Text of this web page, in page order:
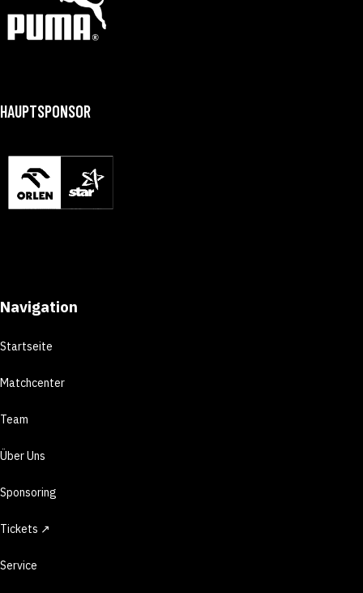
HAUPTSPONSOR
Navigation
Startseite
Matchcenter
Team
Über Uns
Sponsoring
Tickets ↗
Service